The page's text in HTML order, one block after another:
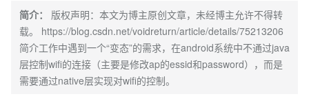
简介：
版权声明：本文为博主原创文章，未经博主允许不得转
载。 https://blog.csdn.net/voidreturn/article/details/75213206
简介工作中遇到一个“变态”的需求，在android系统中不通过java
层控制wifi的连接（主要是修改ap的essid和password），而是
需要通过native层实现对wifi的控制。